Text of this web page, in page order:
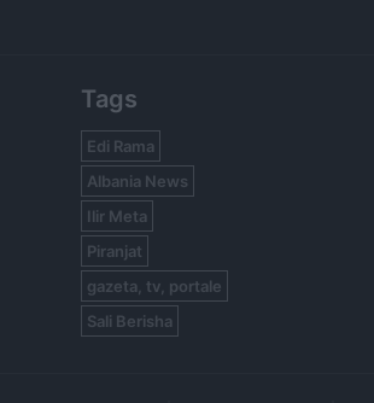
Tags
Edi Rama
Albania News
Ilir Meta
Piranjat
gazeta, tv, portale
Sali Berisha